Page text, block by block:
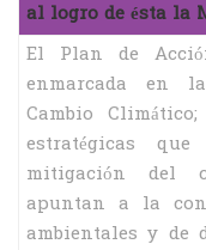
al logro de ésta la
El Plan de
enmarcada en
Cambio
estratégicas
mitigación del
apuntan a la
ambientales y de